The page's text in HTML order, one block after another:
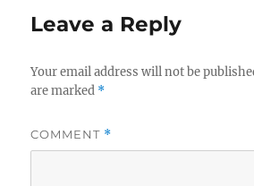
Leave a Reply
Your email address will not be
are marked *
COMMENT *